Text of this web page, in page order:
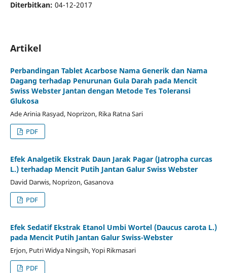
Diterbitkan: 04-12-2017
Artikel
Perbandingan Tablet Acarbose Nama Generik dan Nama
Dagang terhadap Penurunan Gula Darah pada Mencit
Swiss Webster Jantan dengan Metode Tes Toleransi
Glukosa
Ade Arinia Rasyad, Noprizon, Rika Ratna Sari
PDF
Efek Analgetik Ekstrak Daun Jarak Pagar (Jatropha curcas
L.) terhadap Mencit Putih Jantan Galur Swiss Webster
David Darwis, Noprizon, Gasanova
PDF
Efek Sedatif Ekstrak Etanol Umbi Wortel (Daucus carota L.)
pada Mencit Putih Jantan Galur Swiss-Webster
Erjon, Putri Widya Ningsih, Yopi Rikmasari
PDF